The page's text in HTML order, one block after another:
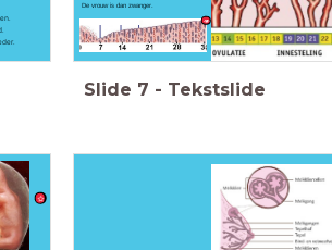
De vrouw is dan zwanger.
Slide 7 - Tekstslide